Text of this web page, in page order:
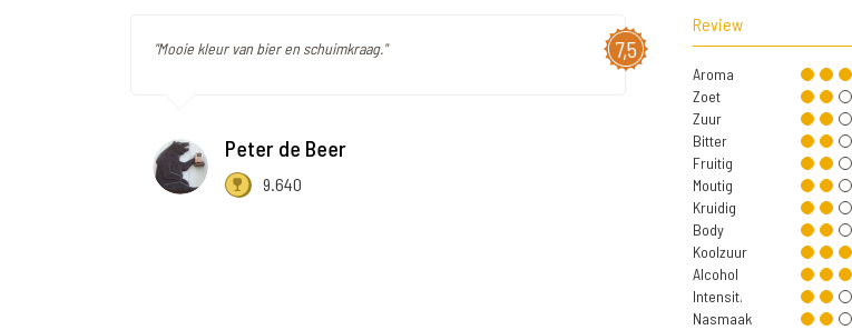
7,5
"Mooie kleur van bier en schuimkraag."
Peter de Beer
9.640
Review
Aroma
Zoet
Zuur
Bitter
Fruitig
Moutig
Kruidig
Body
Koolzuur
Alcohol
Intensit.
Nasmaak